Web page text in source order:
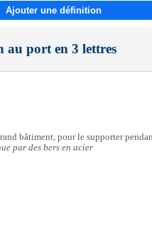
Ajouter une définition
au port en 3 lettres
bâtiment, pour le supporter
par des bers en acier